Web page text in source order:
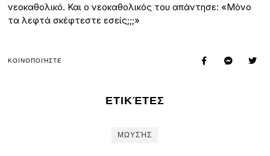
νεοκαθολικό. Και ο νεοκαθολικός του απάντησε: «Μόνο
τα λεφτά σκέφτεστε εσείς;;;»
ΚΟΙΝΟΠΟΙΉΣΤΕ
ΕΤΙΚΈΤΕΣ
ΜΩΥΣΉΣ